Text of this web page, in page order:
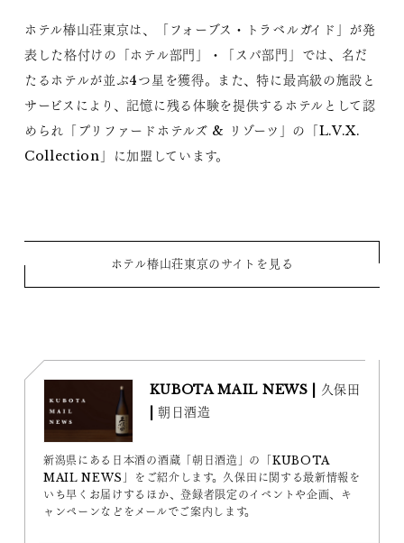
ホテル椿山荘東京は、「フォーブス・トラベルガイド」が発
表した格付けの「ホテル部門」・「スパ部門」では、名だ
たるホテルが並ぶ4つ星を獲得。また、特に最高級の施設と
サービスにより、記憶に残る体験を提供するホテルとして認
められ「プリファードホテルズ & リゾーツ」の「L.V.X.
Collection」に加盟しています。
ホテル椿山荘東京のサイトを見る
KUBOTA MAIL NEWS | 久保田
| 朝日酒造
新潟県にある日本酒の酒蔵「朝日酒造」の「KUBOTA
MAIL NEWS」をご紹介します。久保田に関する最新情報を
いち早くお届けするほか、登録者限定のイベントや企画、キ
ャンペーンなどをメールでご案内します。